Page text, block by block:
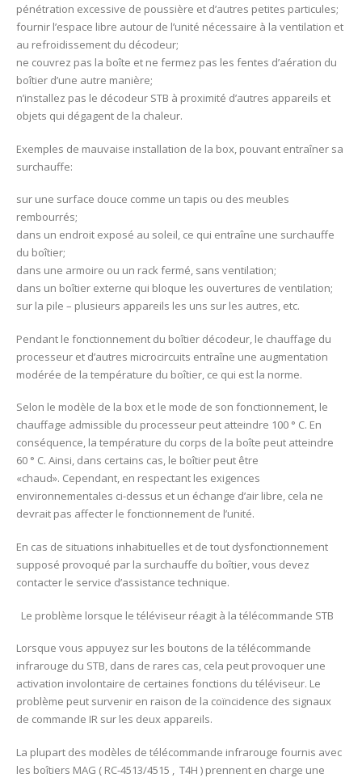
pénétration excessive de poussière et d’autres petites particules;
fournir l’espace libre autour de l’unité nécessaire à la ventilation et
au refroidissement du décodeur;
ne couvrez pas la boîte et ne fermez pas les fentes d’aération du
boîtier d’une autre manière;
n’installez pas le décodeur STB à proximité d’autres appareils et
objets qui dégagent de la chaleur.
Exemples de mauvaise installation de la box, pouvant entraîner sa
surchauffe:
sur une surface douce comme un tapis ou des meubles
rembourrés;
dans un endroit exposé au soleil, ce qui entraîne une surchauffe
du boîtier;
dans une armoire ou un rack fermé, sans ventilation;
dans un boîtier externe qui bloque les ouvertures de ventilation;
sur la pile – plusieurs appareils les uns sur les autres, etc.
Pendant le fonctionnement du boîtier décodeur, le chauffage du
processeur et d’autres microcircuits entraîne une augmentation
modérée de la température du boîtier, ce qui est la norme.
Selon le modèle de la box et le mode de son fonctionnement, le
chauffage admissible du processeur peut atteindre 100 ° C. En
conséquence, la température du corps de la boîte peut atteindre
60 ° C. Ainsi, dans certains cas, le boîtier peut être
«chaud». Cependant, en respectant les exigences
environnementales ci-dessus et un échange d’air libre, cela ne
devrait pas affecter le fonctionnement de l’unité.
En cas de situations inhabituelles et de tout dysfonctionnement
supposé provoqué par la surchauffe du boîtier, vous devez
contacter le service d’assistance technique.
Le problème lorsque le téléviseur réagit à la télécommande STB
Lorsque vous appuyez sur les boutons de la télécommande
infrarouge du STB, dans de rares cas, cela peut provoquer une
activation involontaire de certaines fonctions du téléviseur. Le
problème peut survenir en raison de la coïncidence des signaux
de commande IR sur les deux appareils.
La plupart des modèles de télécommande infrarouge fournis avec
les boîtiers MAG ( RC-4513/4515 , T4H ) prennent en charge une